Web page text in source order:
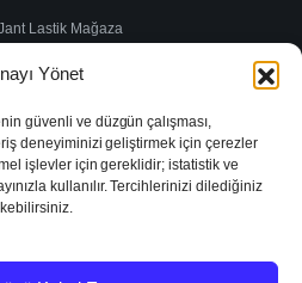
Yönet
güvenli ve düzgün çalışması,
deneyiminizi geliştirmek için çerezler
işlevler için gereklidir; istatistik ve
kullanılır. Tercihlerinizi dilediğiniz
Lastik Mağaza
ve Koşullar